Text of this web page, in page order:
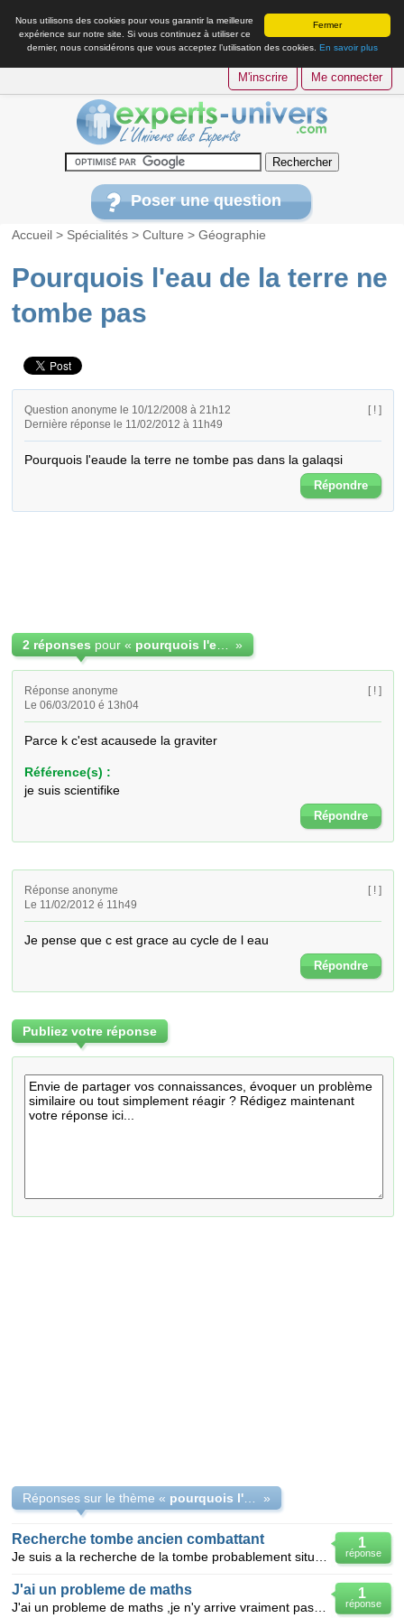
Fermer
Nous utilisons des cookies pour vous garantir la meilleure
expérience sur notre site. Si vous continuez à utiliser ce
dernier, nous considérons que vous acceptez l’utilisation des cookies. En savoir plus
M'inscrire Me connecter
Poser une question
Accueil > Spécialités >Culture >Géographie
Pourquois l'eau de la terre ne
tombe pas
Question anonyme le 10/12/2008 à 21h12
Dernière réponse le 11/02/2012 à 11h49
[ ! ]
Pourquois l'eaude la terre ne tombe pas dans la galaqsi
Répondre
2 réponses pour « »
Réponse anonyme
Le 06/03/2010 é 13h04
[ ! ]
Parce k c'est acausede la graviter
Référence(s) :
je suis scientifike
Répondre
Réponse anonyme
Le 11/02/2012 é 11h49
[ ! ]
Je pense que c est grace au cycle de l eau
Répondre
Publiez votre réponse
Réponses sur le thème « »
1
réponse
Recherche tombe ancien combattant
1
réponse
J'ai un probleme de maths